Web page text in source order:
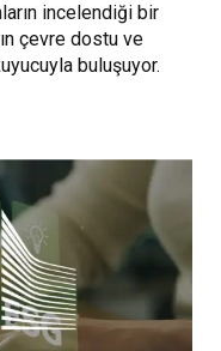
incelendiği bir
çevre dostu ve
buluşuyor.